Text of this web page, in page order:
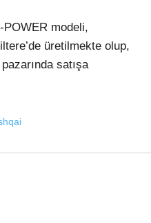
modeli,
üretilmekte olup,
satışa